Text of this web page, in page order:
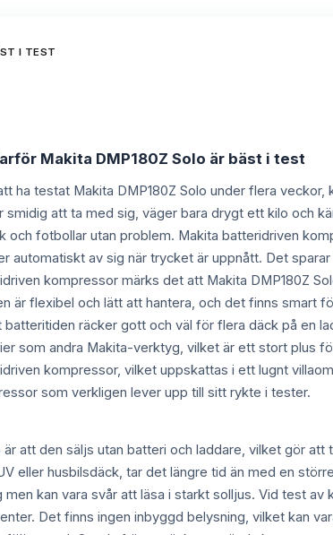
I TEST
Makita DMP180Z Solo är bäst i test
ha testat Makita DMP180Z Solo under flera
smidig att ta med sig, väger bara drygt ett kilo och
och fotbollar utan problem. Makita batteridriven
automatiskt av sig när trycket är uppnått. Det
kompressor märks det att Makita DMP180Z
är flexibel och lätt att hantera, och det finns smart
batteritiden räcker gott och väl för flera däck på en
som andra Makita-verktyg, vilket är ett stort plus
kompressor, vilket uppskattas i ett lugnt
som verkligen lever upp till sitt rykte i tester.
är att den säljs utan batteri och laddare, vilket gör
eller husbilsdäck, tar det längre tid än med en
men kan vara svår att läsa i starkt solljus. Vid test
Det finns ingen inbyggd belysning, vilket kan